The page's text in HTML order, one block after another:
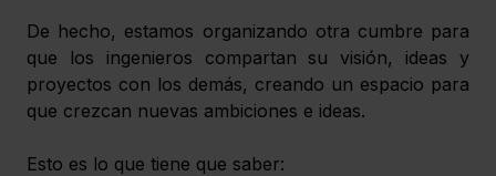
De hecho, estamos organizando otra cumbre para
que los ingenieros compartan su visión, ideas y
proyectos con los demás, creando un espacio para
que crezcan nuevas ambiciones e ideas.
Esto es lo que tiene que saber: